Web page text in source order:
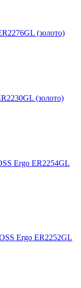
(золото)
(золото)
Ergo ER2254GL
Ergo ER2252GL